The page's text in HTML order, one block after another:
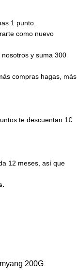
1 punto.
como nuevo
nosotros y suma 300
compras hagas, más
te descuentan 1€
12 meses, así que
.
200G